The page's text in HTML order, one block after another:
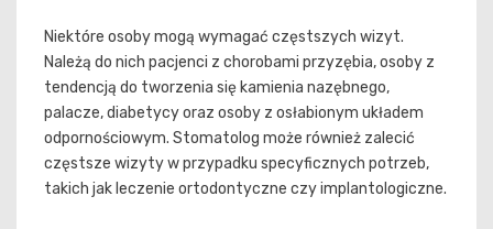
Niektóre osoby mogą wymagać częstszych wizyt.
Należą do nich pacjenci z chorobami przyzębia, osoby z
tendencją do tworzenia się kamienia nazębnego,
palacze, diabetycy oraz osoby z osłabionym układem
odpornościowym. Stomatolog może również zalecić
częstsze wizyty w przypadku specyficznych potrzeb,
takich jak leczenie ortodontyczne czy implantologiczne.